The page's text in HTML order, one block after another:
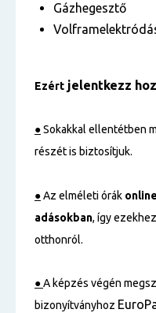
Gázhegesztő
Ezért jelentkezz
●Sokakkal ellentétben
részét is biztosítjuk.
●Az elméleti órák online
adásokban, így
otthonról.
●A képzés végén
bizonyítványhoz